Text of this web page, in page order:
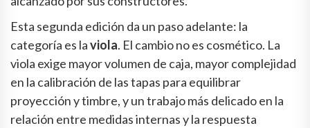
Esta segunda edición da un paso adelante: la
categoría es laviola. El cambio no es cosmético. La
viola exige mayor volumen de caja, mayor complejidad
en la calibración de las tapas para equilibrar
proyección y timbre, y un trabajo más delicado en la
relación entre medidas internas y la respuesta